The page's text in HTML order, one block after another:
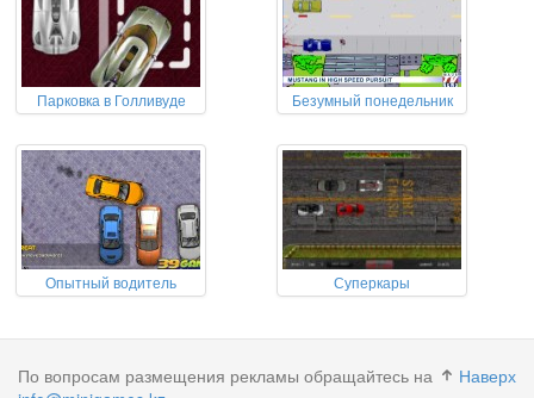
Парковка в Голливуде Безумный понедельник
Опытный водитель Суперкары
Наверх
По вопросам размещения рекламы обращайтесь на